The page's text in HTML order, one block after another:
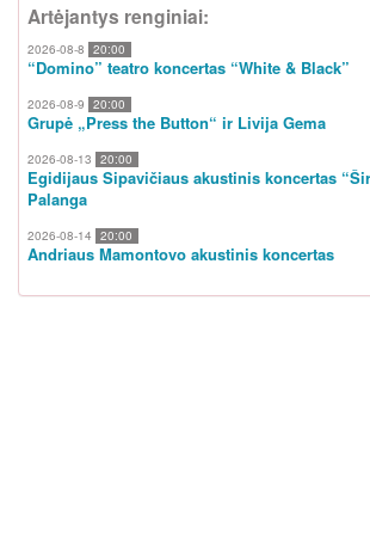
Artėjantys renginiai:
2026-08-8 20:00
“Domino” teatro koncertas “White & Black”
2026-08-9 20:00
Grupė „Press the Button“ ir Livija Gema
2026-08-13 20:00
Egidijaus Sipavičiaus akustinis koncertas
Palanga
2026-08-14 20:00
Andriaus Mamontovo akustinis koncertas